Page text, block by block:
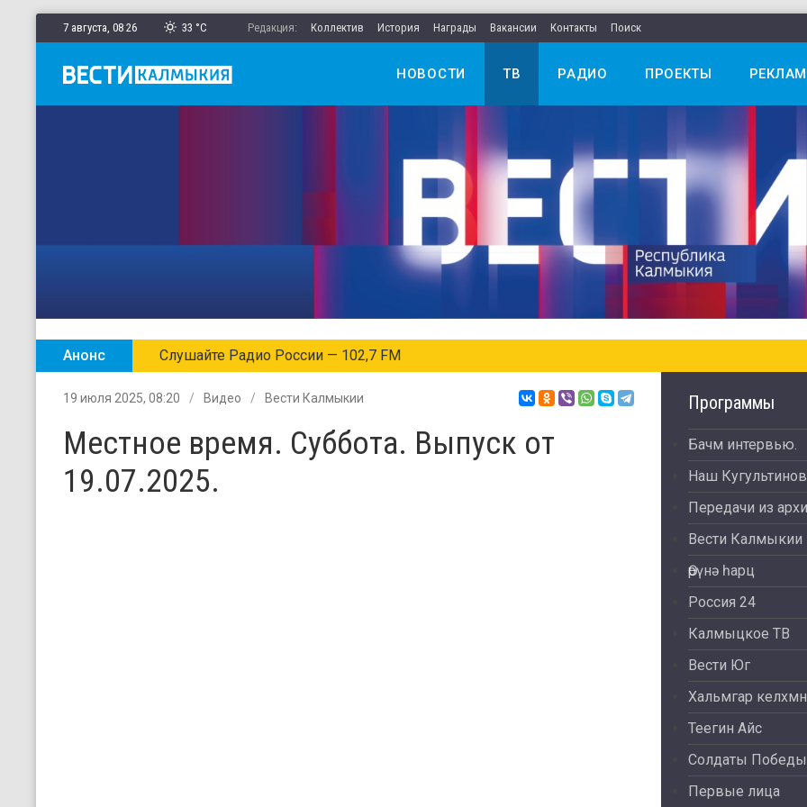
7 августа, 08:26 33 °C Редакция: Коллектив История Награды Вакансии Контакты Поиск
НОВОСТИ ТВ РАДИО ПРОЕКТЫ
Анонс Слушайте Радио России — 102,7 FM
19 июля 2025, 08:20 Видео Вести Калмыкии
Местное время. Суббота. Выпуск от
19.07.2025.
Программы
Бачм интервью.
Наш Кугультинов
Передачи из
Вести Калмыкии
Өрүнә һарц
Россия 24
Калмыцкое ТВ
Вести Юг
Хальмгар келхмн
Теегин Айс
Солдаты Победы
Первые лица